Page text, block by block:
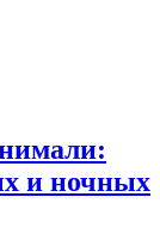
и ночных